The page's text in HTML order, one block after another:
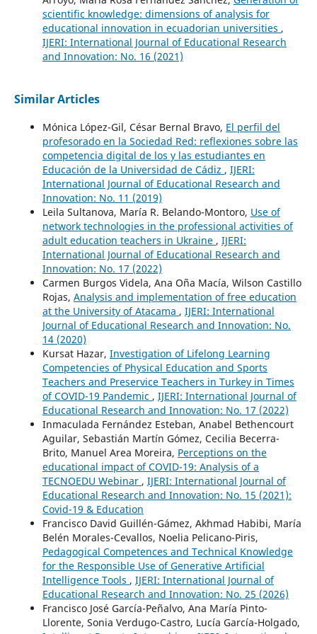
scientific knowledge: dimensions of analysis for
educational innovation in ecuadorian universities ,
IJERI: International Journal of Educational Research
and Innovation: No. 16 (2021)
Similar Articles
Mónica López-Gil, César Bernal Bravo, El perfil del
profesorado en la Sociedad Red: reflexiones sobre las
competencia digital de los y las estudiantes en
Educación de la Universidad de Cádiz , IJERI:
International Journal of Educational Research and
Innovation: No. 11 (2019)
Leila Sultanova, María R. Belando-Montoro, Use of
network technologies in the professional activities of
adult education teachers in Ukraine , IJERI:
International Journal of Educational Research and
Innovation: No. 17 (2022)
Carmen Burgos Videla, Ana Oña Macía, Wilson Castillo
Rojas, Analysis and implementation of free education
at the University of Atacama , IJERI: International
Journal of Educational Research and Innovation: No.
14 (2020)
Kursat Hazar, Investigation of Lifelong Learning
Competencies of Physical Education and Sports
Teachers and Preservice Teachers in Turkey in Times
of COVID-19 Pandemic , IJERI: International Journal of
Educational Research and Innovation: No. 17 (2022)
Inmaculada Fernández Esteban, Anabel Bethencourt
Aguilar, Sebastián Martín Gómez, Cecilia Becerra-
Brito, Manuel Area Moreira, Perceptions on the
educational impact of COVID-19: Analysis of a
TECNOEDU Webinar , IJERI: International Journal of
Educational Research and Innovation: No. 15 (2021):
Covid-19 & Education
Francisco David Guillén-Gámez, Akhmad Habibi, María
Belén Morales-Cevallos, Noelia Pelicano-Piris,
Pedagogical Competences and Technical Knowledge
for the Responsible Use of Generative Artificial
Intelligence Tools , IJERI: International Journal of
Educational Research and Innovation: No. 25 (2026)
Francisco José García-Peñalvo, Ana María Pinto-
Llorente, Sonia Verdugo-Castro, Lucía García-Holgado,